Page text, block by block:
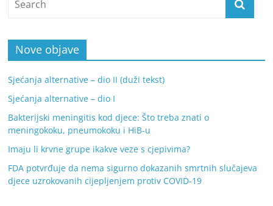
Nove objave
Sjećanja alternative – dio II (duži tekst)
Sjećanja alternative – dio I
Bakterijski meningitis kod djece: Što treba znati o
meningokoku, pneumokoku i HiB-u
Imaju li krvne grupe ikakve veze s cjepivima?
FDA potvrđuje da nema sigurno dokazanih smrtnih slučajeva
djece uzrokovanih cijepljenjem protiv COVID-19